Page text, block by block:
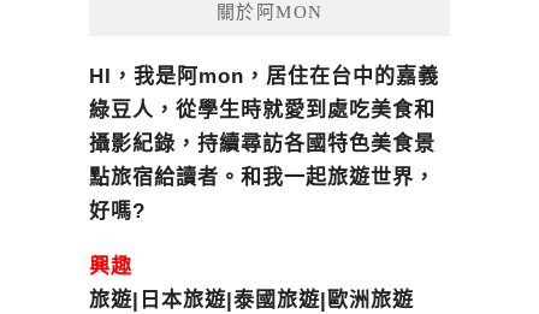
關於阿MON
HI，我是阿mon，居住在台中的嘉義
綠豆人，從學生時就愛到處吃美食和
攝影紀錄，持續尋訪各國特色美食景
點旅宿給讀者。和我一起旅遊世界，
好嗎?
興趣
旅遊|日本旅遊|泰國旅遊|歐洲旅遊